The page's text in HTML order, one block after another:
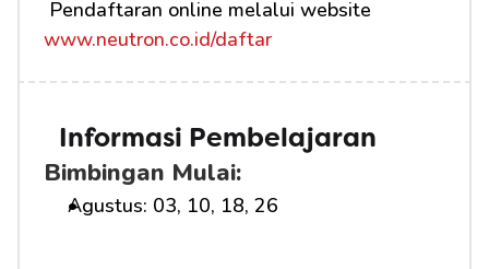
www.neutron.co.id/daftar
Informasi Pembelajaran
Bimbingan Mulai:
Agustus: 03, 10, 18, 26